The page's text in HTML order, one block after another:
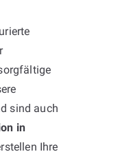
sind auch
in
Ihre